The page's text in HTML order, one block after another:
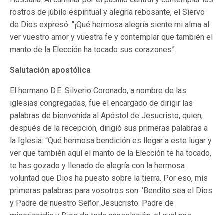
rostros de júbilo espiritual y alegría rebosante, el Siervo
de Dios expresó: “¡Qué hermosa alegría siente mi alma al
ver vuestro amor y vuestra fe y contemplar que también el
manto de la Elección ha tocado sus corazones”.
Salutación apostólica
El hermano D.E. Silverio Coronado, a nombre de las
iglesias congregadas, fue el encargado de dirigir las
palabras de bienvenida al Apóstol de Jesucristo, quien,
después de la recepción, dirigió sus primeras palabras a
la Iglesia: “Qué hermosa bendición es llegar a este lugar y
ver que también aquí el manto de la Elección te ha tocado,
te has gozado y llenado de alegría con la hermosa
voluntad que Dios ha puesto sobre la tierra. Por eso, mis
primeras palabras para vosotros son: ‘Bendito sea el Dios
y Padre de nuestro Señor Jesucristo. Padre de